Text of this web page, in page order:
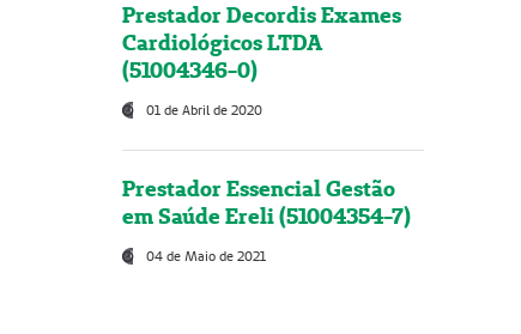
Prestador Decordis Exames
Cardiológicos LTDA
(51004346-0)
01 de Abril de 2020
Prestador Essencial Gestão
em Saúde Ereli (51004354-7)
04 de Maio de 2021